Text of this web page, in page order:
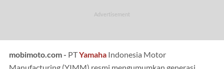
mobimoto.com - PTYamaha Indonesia Motor